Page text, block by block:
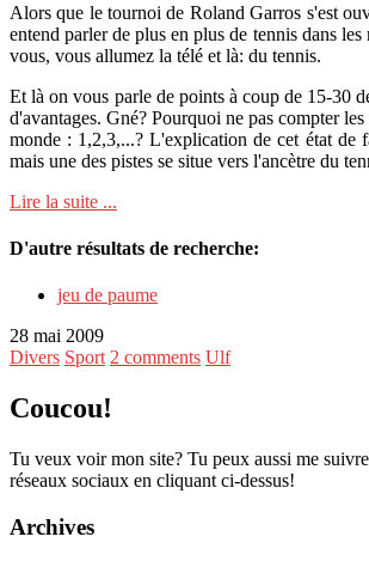
Alors que le tournoi de Roland Garros s'est
entend parler de plus en plus de tennis dans les
vous, vous allumez la télé et là: du tennis.
Et là on vous parle de points à coup de 15-30
d'avantages. Gné? Pourquoi ne pas compter
monde : 1,2,3,...? L'explication de cet état de
mais une des pistes se situe vers l'ancètre du
Lire la suite ...
D'autre résultats de recherche:
jeu de paume
28 mai 2009
Divers Sport 2 comments Ulf
Coucou!
Tu veux voir mon site? Tu peux aussi me
réseaux sociaux en cliquant ci-dessus!
Archives